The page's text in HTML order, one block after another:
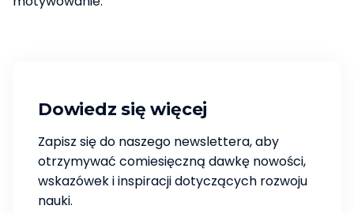
Dowiedz się więcej
Zapisz się do naszego newslettera, aby
otrzymywać comiesięczną dawkę nowości,
wskazówek i inspiracji dotyczących rozwoju
nauki.